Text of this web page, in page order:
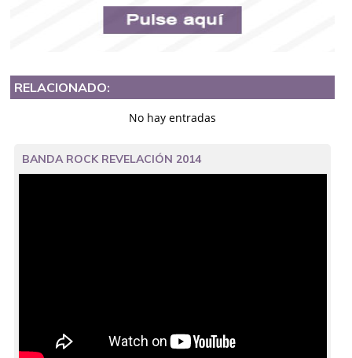
RELACIONADO:
No hay entradas
BANDA ROCK REVELACIÓN 2014